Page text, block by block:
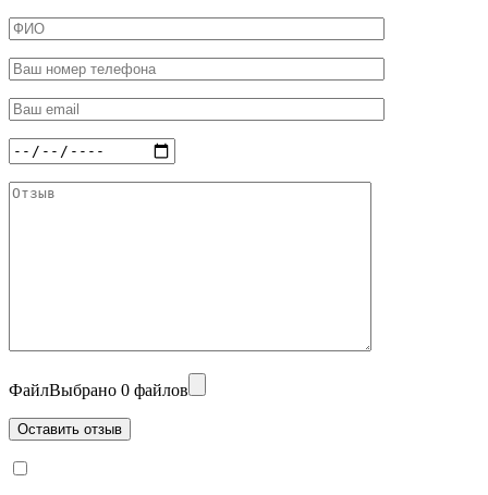
ФайлВыбрано 0 файлов